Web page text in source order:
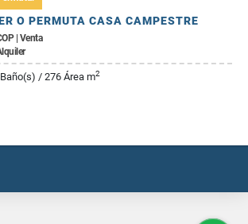
O PERMUTA CASA CAMPESTRE
| Venta
/ 276 Área m2